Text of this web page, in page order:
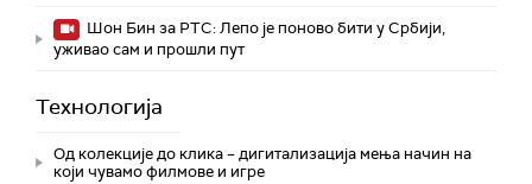
Шон Бин за РТС: Лепо је поново бити у Србији,
уживао сам и прошли пут
Технологијa
Од колекције до клика – дигитализација мења начин на
који чувамо филмове и игре